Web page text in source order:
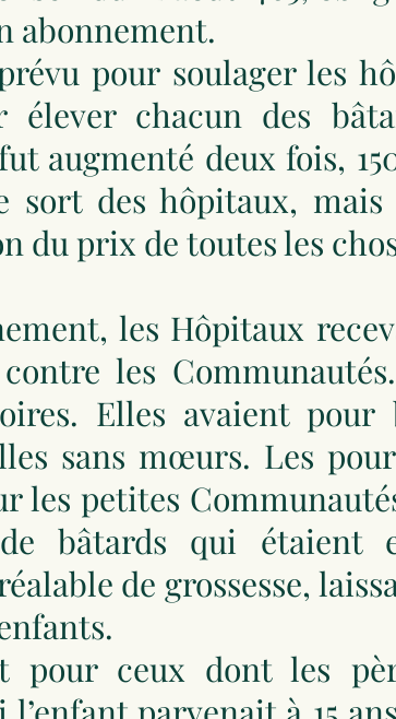
abonnement.
pour soulager les
élever chacun des
augmenté deux fois,
sort des hôpitaux,
du prix de toutes les
les Hôpitaux
les
Elles avaient
sans mœurs. Les
les petites
bâtards qui étaient
de grossesse,
pour ceux dont les